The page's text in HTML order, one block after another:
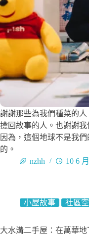
謝謝那些為我們種菜的
撿回故事的人。也謝謝我
因為，這個地球不是我
的。
nzhh
10 6
小屋故事 社區
大水溝二手屋：在萬華